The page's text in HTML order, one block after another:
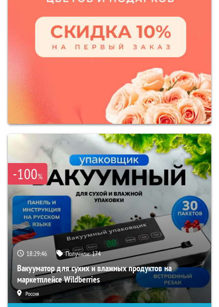
-100%
18:29:45 Получили:174
Вакууматор для сухих и влажных продуктов на
маркетплейсе Wildberries
Россия